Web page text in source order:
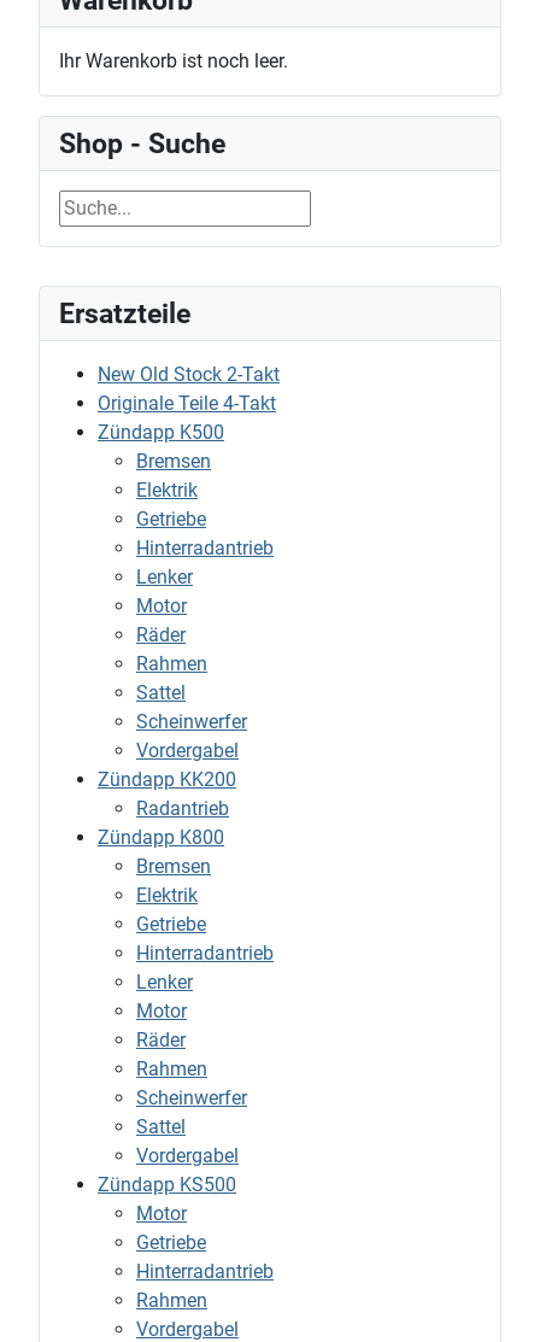
Ersatzteile
New Old Stock 2-Takt
Originale Teile 4-Takt
Zündapp K500
Bremsen
Elektrik
Getriebe
Hinterradantrieb
Lenker
Motor
Räder
Rahmen
Sattel
Scheinwerfer
Vordergabel
Zündapp KK200
Radantrieb
Zündapp K800
Bremsen
Elektrik
Getriebe
Hinterradantrieb
Lenker
Motor
Räder
Rahmen
Scheinwerfer
Sattel
Vordergabel
Zündapp KS500
Motor
Getriebe
Hinterradantrieb
Rahmen
Vordergabel
Ihr Warenkorb ist noch leer.
Shop - Suche